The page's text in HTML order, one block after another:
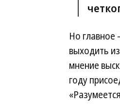
Но главное
выходить
мнение
году